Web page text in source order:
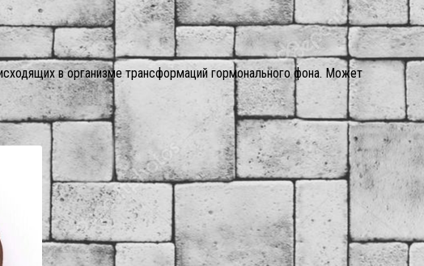
в организме трансформаций гормонального фона. Может